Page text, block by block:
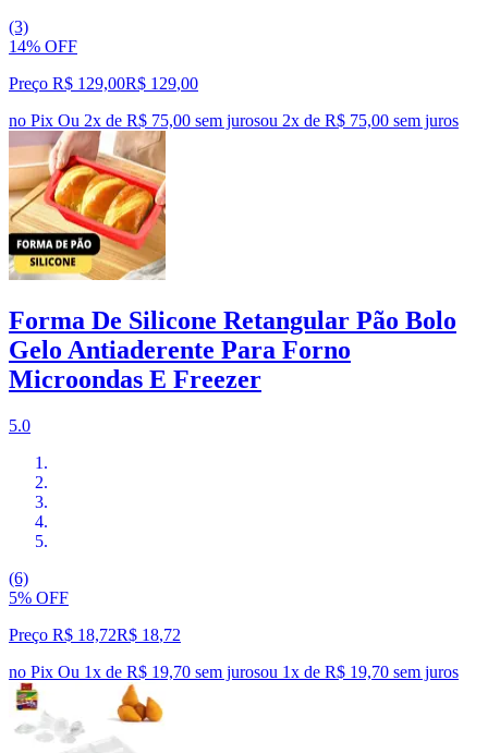
(3)
14% OFF
Preço R$ 129,00R$ 129,00
no Pix Ou 2x de R$ 75,00 sem jurosou 2x de R$ 75,00 sem juros
Forma De Silicone Retangular Pão Bolo
Gelo Antiaderente Para Forno
Microondas E Freezer
5.0
(6)
5% OFF
Preço R$ 18,72R$ 18,72
no Pix Ou 1x de R$ 19,70 sem jurosou 1x de R$ 19,70 sem juros